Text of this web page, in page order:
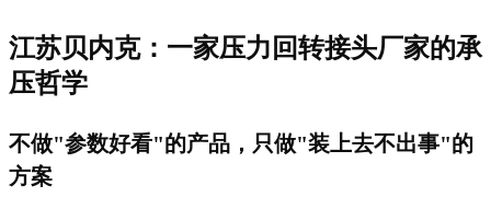
江苏贝内克：一家压力回转接头厂家的承
压哲学
不做"参数好看"的产品，只做"装上去不出事"的
方案